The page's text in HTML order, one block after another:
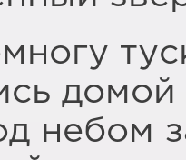
домой
небом